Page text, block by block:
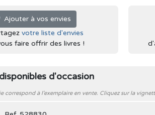
Ajouter à vos envies
votre liste d'envies
faire offrir des livres !
d'occasion
correspond à l'exemplaire en vente. Cliquez sur la